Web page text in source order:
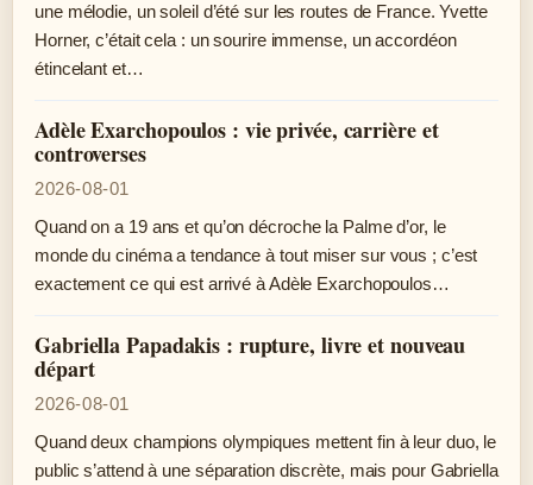
une mélodie, un soleil d’été sur les routes de France. Yvette
Horner, c’était cela : un sourire immense, un accordéon
étincelant et…
Adèle Exarchopoulos : vie privée, carrière et
controverses
2026-08-01
Quand on a 19 ans et qu’on décroche la Palme d’or, le
monde du cinéma a tendance à tout miser sur vous ; c’est
exactement ce qui est arrivé à Adèle Exarchopoulos…
Gabriella Papadakis : rupture, livre et nouveau
départ
2026-08-01
Quand deux champions olympiques mettent fin à leur duo, le
public s’attend à une séparation discrète, mais pour Gabriella